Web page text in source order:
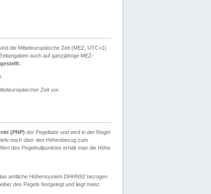
die Mitteleuropäische Zeit (MEZ, UTC+1)
auch auf ganzjährige MEZ-
Zeit vor.
(PNP) der Pegellatte und wird in der Regel
noch über den Höhenbezug zum
des Pegelnullpunktes erhält man die Höhe
amtliche Höhensystem DHHN92 bezogen
des Pegels festgelegt und liegt meist